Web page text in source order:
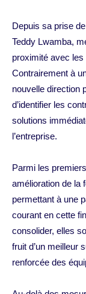
Depuis sa prise
Teddy Lwamba,
proximité avec
Contrairement à
nouvelle direction
d’identifier les
solutions
l’entreprise.
Parmi les
amélioration de la
permettant à une
courant en cette
consolider, elles
fruit d’un meilleur
renforcée des